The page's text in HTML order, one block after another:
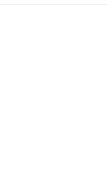
感的
下